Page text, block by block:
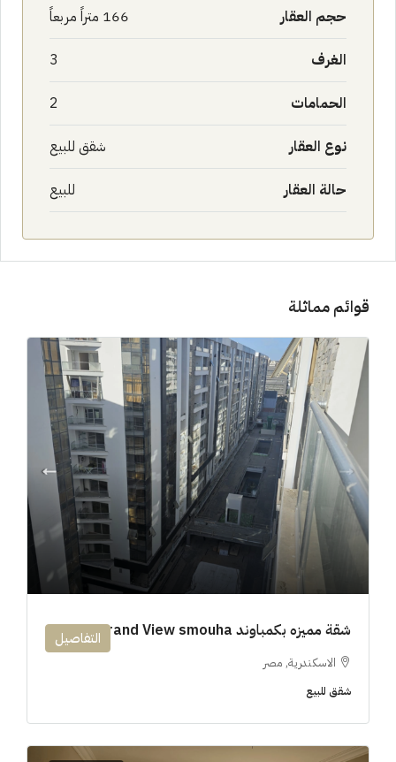
حجم العقار 166 متراً مربعاً
الغرف 3
الحمامات 2
نوع العقار شقق للبيع
حالة العقار للبيع
قوائم مماثلة
شقة مميزه بكمباوند 194m Grand View smouha
الاسكندرية, مصر
شقق للبيع
التفاصيل